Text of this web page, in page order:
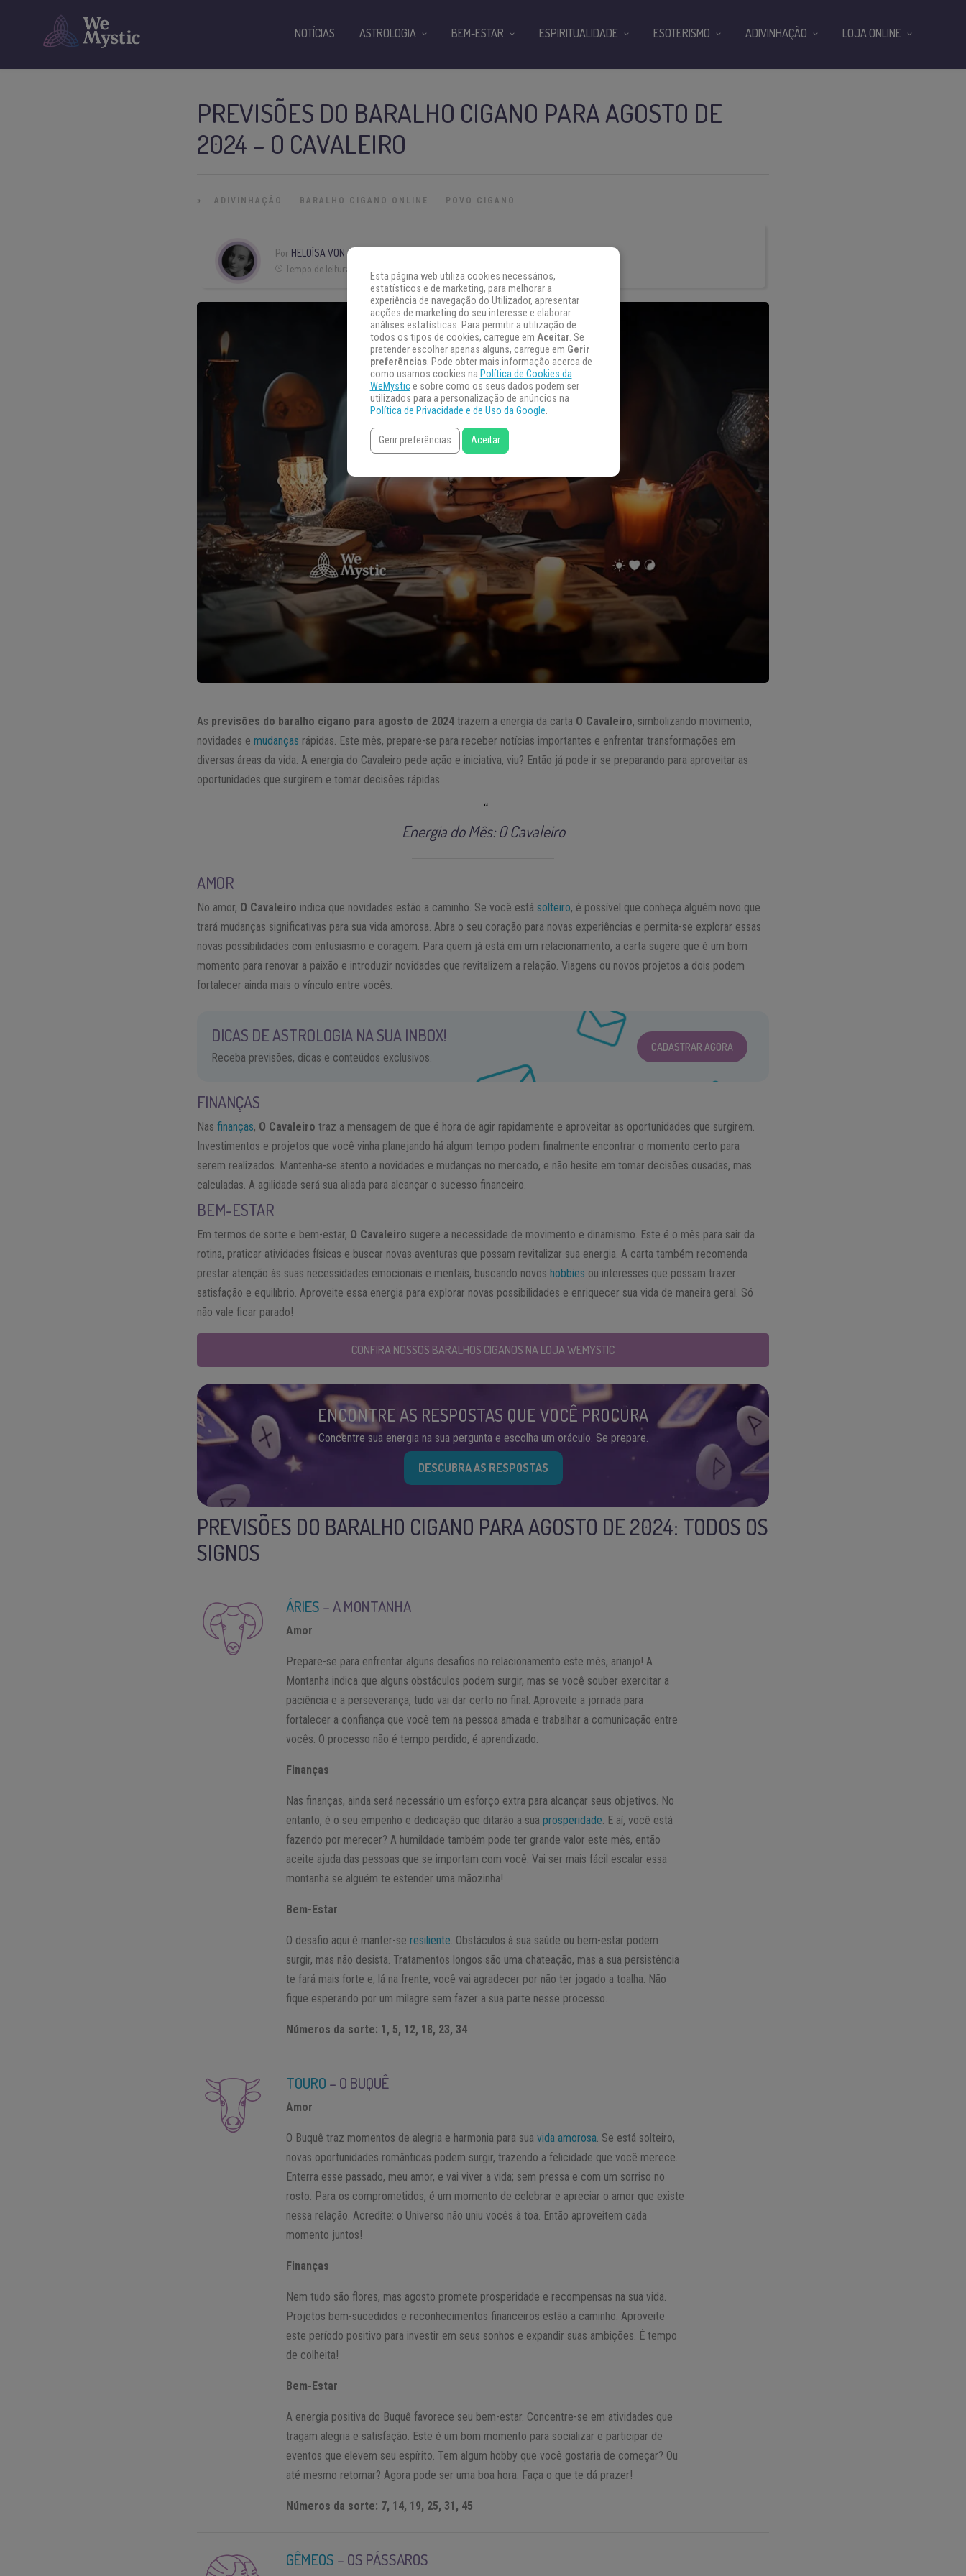
PREVISÕES DO BARALHO CIGANO PARA AGOSTO DE
2024 – O CAVALEIRO
» ADIVINHAÇÃO BARALHO CIGANO ONLINE POVO CIGANO
Por HELOÍSA VON AH
Tempo de leitura:
As previsões do baralho cigano para agosto de 2024 trazem a energia da carta O Cavaleiro, simbolizando movimento,
novidades emudanças rápidas. Este mês, prepare-se para receber notícias importantes e enfrentar transformações em
diversas áreas da vida. A energia do Cavaleiro pede ação e iniciativa, viu? Então já pode ir se preparando para aproveitar as
oportunidades que surgirem e tomar decisões rápidas.
Energia do Mês: O Cavaleiro
AMOR
No amor, O Cavaleiro indica que novidades estão a caminho. Se você estásolteiro, é possível que conheça alguém novo que
trará mudanças significativas para sua vida amorosa. Abra o seu coração para novas experiências e permita-se explorar essas
novas possibilidades com entusiasmo e coragem. Para quem já está em um relacionamento, a carta sugere que é um bom
momento para renovar a paixão e introduzir novidades que revitalizem a relação. Viagens ou novos projetos a dois podem
fortalecer ainda mais o vínculo entre vocês.
DICAS DE ASTROLOGIA NA SUA INBOX!
Receba previsões, dicas e conteúdos exclusivos.
CADASTRAR AGORA
FINANÇAS
Nasfinanças, O Cavaleiro traz a mensagem de que é hora de agir rapidamente e aproveitar as oportunidades que surgirem.
Investimentos e projetos que você vinha planejando há algum tempo podem finalmente encontrar o momento certo para
serem realizados. Mantenha-se atento a novidades e mudanças no mercado, e não hesite em tomar decisões ousadas, mas
calculadas. A agilidade será sua aliada para alcançar o sucesso financeiro.
BEM-ESTAR
Em termos de sorte e bem-estar, O Cavaleiro sugere a necessidade de movimento e dinamismo. Este é o mês para sair da
rotina, praticar atividades físicas e buscar novas aventuras que possam revitalizar sua energia. A carta também recomenda
prestar atenção às suas necessidades emocionais e mentais, buscando novos hobbies ou interesses que possam trazer
satisfação e equilíbrio. Aproveite essa energia para explorar novas possibilidades e enriquecer sua vida de maneira geral. Só
não vale ficar parado!
CONFIRA NOSSOS BARALHOS CIGANOS NA LOJA WEMYSTIC
ENCONTRE AS RESPOSTAS QUE VOCÊ PROCURA
Concentre sua energia na sua pergunta e escolha um oráculo. Se prepare.
DESCUBRA AS RESPOSTAS
PREVISÕES DO BARALHO CIGANO PARA AGOSTO DE 2024: TODOS OS
SIGNOS
ÁRIES – A MONTANHA
Amor
Prepare-se para enfrentar alguns desafios no relacionamento este mês, arianjo! A
Montanha indica que alguns obstáculos podem surgir, mas se você souber exercitar a
paciência e a perseverança, tudo vai dar certo no final. Aproveite a jornada para
fortalecer a confiança que você tem na pessoa amada e trabalhar a comunicação entre
vocês. O processo não é tempo perdido, é aprendizado.
Finanças
Nas finanças, ainda será necessário um esforço extra para alcançar seus objetivos. No
entanto, é o seu empenho e dedicação que ditarão a suaprosperidade. E aí, você está
fazendo por merecer? A humildade também pode ter grande valor este mês, então
aceite ajuda das pessoas que se importam com você. Vai ser mais fácil escalar essa
montanha se alguém te estender uma mãozinha!
Bem-Estar
O desafio aqui é manter-seresiliente. Obstáculos à sua saúde ou bem-estar podem
surgir, mas não desista. Tratamentos longos são uma chateação, mas a sua persistência
te fará mais forte e, lá na frente, você vai agradecer por não ter jogado a toalha. Não
fique esperando por um milagre sem fazer a sua parte nesse processo.
Números da sorte: 1, 5, 12, 18, 23, 34
TOURO – O BUQUÊ
Amor
O Buquê traz momentos de alegria e harmonia para suavida amorosa. Se está solteiro,
novas oportunidades românticas podem surgir, trazendo a felicidade que você merece.
Enterra esse passado, meu amor, e vai viver a vida; sem pressa e com um sorriso no
rosto. Para os comprometidos, é um momento de celebrar e apreciar o amor que existe
nessa relação. Acredite: o Universo não uniu vocês à toa. Então aproveitem cada
momento juntos!
Finanças
Nem tudo são flores, mas agosto promete prosperidade e recompensas na sua vida.
Projetos bem-sucedidos e reconhecimentos financeiros estão a caminho. Aproveite
este período positivo para investir em seus sonhos e expandir suas ambições. É tempo
de colheita!
Bem-Estar
A energia positiva do Buquê favorece seu bem-estar. Concentre-se em atividades que
tragam alegria e satisfação. Este é um bom momento para socializar e participar de
eventos que elevem seu espírito. Tem algum hobby que você gostaria de começar? Ou
até mesmo retomar? Agora pode ser uma boa hora. Faça o que te dá prazer!
Números da sorte: 7, 14, 19, 25, 31, 45
GÊMEOS – OS PÁSSAROS
NOTÍCIAS ASTROLOGIA BEM-ESTAR ESPIRITUALIDADE ESOTERISMO ADIVINHAÇÃO LOJA ONLINE
Esta página web utiliza cookies necessários,
estatísticos e de marketing, para melhorar a
experiência de navegação do Utilizador, apresentar
acções de marketing do seu interesse e elaborar
análises estatísticas. Para permitir a utilização de
todos os tipos de cookies, carregue em Aceitar. Se
pretender escolher apenas alguns, carregue em Gerir
preferências. Pode obter mais informação acerca de
como usamos cookies na Política de Cookies da
WeMystice sobre como os seus dados podem ser
utilizados para a personalização de anúncios na
Política de Privacidade e de Uso da Google.
Gerir preferências Aceitar